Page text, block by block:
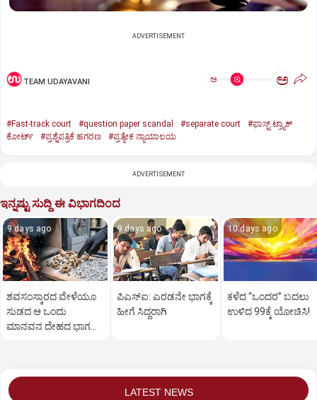
ADVERTISEMENT
TEAM UDAYAVANI ಅ ಅ
#Fast-track court #question paper scandal #separate court
#ಫಾಸ್ಟ್‌ ಟ್ರ್ಯಾಕ್
ಕೋರ್ಟ್‌
#ಪ್ರಶ್ನೆಪತ್ರಿಕೆ ಹಗರಣ #ಪ್ರತ್ಯೇಕ ನ್ಯಾಯಾಲಯ
ADVERTISEMENT
ಇನ್ನಷ್ಟು ಸುದ್ದಿ ಈ ವಿಭಾಗದಿಂದ
9 days ago
ಶವಸಂಸ್ಕಾರದ ವೇಳೆಯೂ
ಸುಡದ ಆ ಒಂದು
ಮಾನವನ ದೇಹದ ಭಾಗ
9 days ago
ಪಿಎಸ್‌ಐ: ಎರಡನೇ ಭಾಗಕ್ಕೆ
ಹೀಗೆ ಸಿದ್ಧರಾಗಿ
10 days ago
ಕಳೆದ “ಒಂದರ” ಬದಲು
ಉಳಿದ 99ಕ್ಕೆ ಯೋಚಿಸಿ!
LATEST NEWS